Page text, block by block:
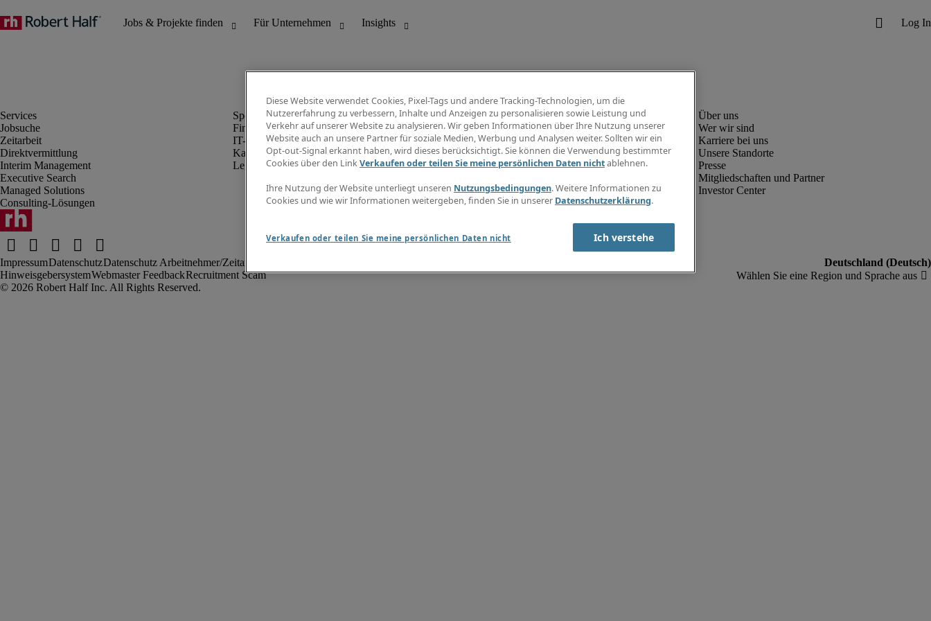
Jobsuche
Zeitarbeit
Direktvermittlung
Interim Management
Executive Search
Managed Solutions
Consulting-Lösungen
Finanz- & Rechnungswesen
IT-Bereich
Kaufmännischer Bereich
Legal
Info Center
Jobübersicht
Gehaltsübersicht
E-Learning
Wer wir sind
Karriere bei uns
Unsere Standorte
Presse
Mitgliedschaften und Partner
Investor Center
ImpressumDatenschutzDatenschutz Arbeitnehmer/Zeitarbeitskräfte
HinweisgebersystemWebmaster FeedbackRecruitment Scam
Diese Website verwendet Cookies, Pixel-Tags und andere Tracking-Technologien, um die
Nutzererfahrung zu verbessern, Inhalte und Anzeigen zu personalisieren sowie Leistung und
Verkehr auf unserer Website zu analysieren. Wir geben Informationen über Ihre Nutzung unserer
Website auch an unsere Partner für soziale Medien, Werbung und Analysen weiter. Sollten wir ein
Opt-out-Signal erkannt haben, wird dieses berücksichtigt. Sie können die Verwendung bestimmter
Cookies über den LinkVerkaufen oder teilen Sie meine persönlichen Daten nichtablehnen.
Ihre Nutzung der Website unterliegt unseren Nutzungsbedingungen. Weitere Informationen zu
Cookies und wie wir Informationen weitergeben, finden Sie in unserer Datenschutzerklärung.
Verkaufen oder teilen Sie meine persönlichen Daten nicht Ich verstehe